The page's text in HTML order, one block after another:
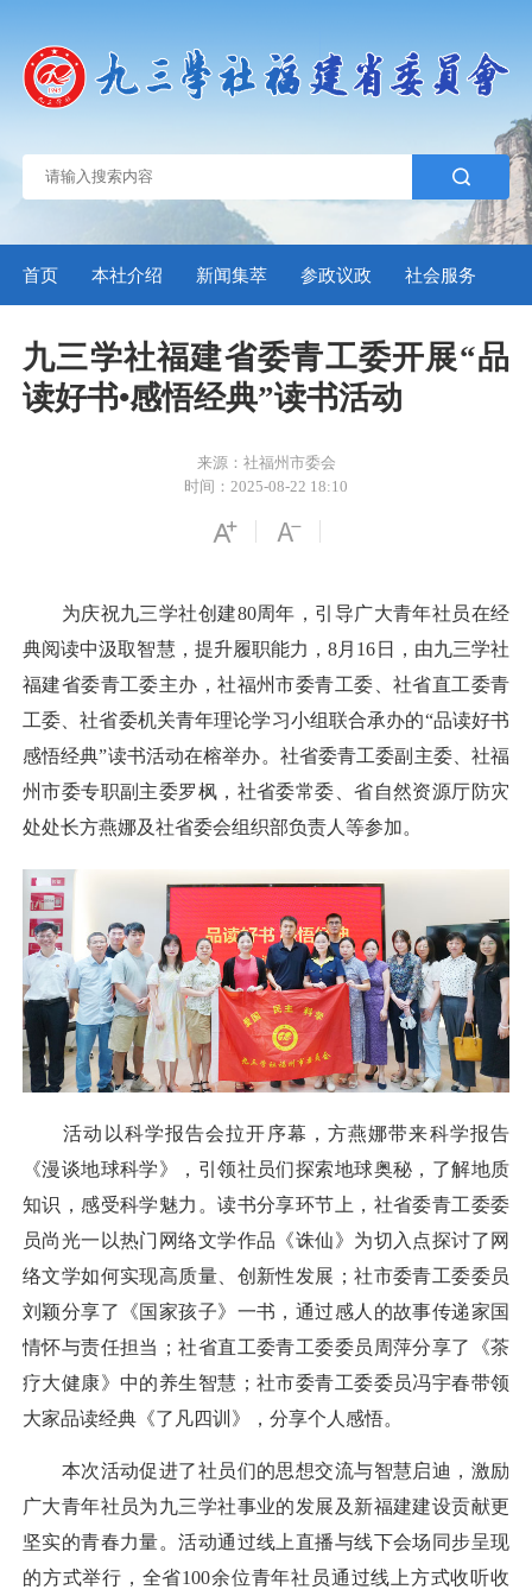
首页 本社介绍 新闻集萃 参政议政 社会服务
九三学社福建省委青工委开展“品
读好书•感悟经典”读书活动
来源：社福州市委会
时间：2025-08-22 18:10
为庆祝九三学社创建80周年，引导广大青年社员在经
典阅读中汲取智慧，提升履职能力，8月16日，由九三学社
福建省委青工委主办，社福州市委青工委、社省直工委青
工委、社省委机关青年理论学习小组联合承办的“品读好书
感悟经典”读书活动在榕举办。社省委青工委副主委、社福
州市委专职副主委罗枫，社省委常委、省自然资源厅防灾
处处长方燕娜及社省委会组织部负责人等参加。
活动以科学报告会拉开序幕，方燕娜带来科学报告
《漫谈地球科学》，引领社员们探索地球奥秘，了解地质
知识，感受科学魅力。读书分享环节上，社省委青工委委
员尚光一以热门网络文学作品《诛仙》为切入点探讨了网
络文学如何实现高质量、创新性发展；社市委青工委委员
刘颖分享了《国家孩子》一书，通过感人的故事传递家国
情怀与责任担当；社省直工委青工委委员周萍分享了《茶
疗大健康》中的养生智慧；社市委青工委委员冯宇春带领
大家品读经典《了凡四训》，分享个人感悟。
本次活动促进了社员们的思想交流与智慧启迪，激励
广大青年社员为九三学社事业的发展及新福建建设贡献更
坚实的青春力量。活动通过线上直播与线下会场同步呈现
的方式举行，全省100余位青年社员通过线上方式收听收